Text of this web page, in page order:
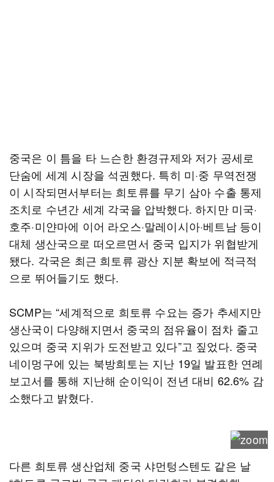
중국은 이 틈을 타 느슨한 환경규제와 저가 공세로
단숨에 세계 시장을 석권했다. 특히 미·중 무역전쟁
이 시작되면서부터는 희토류를 무기 삼아 수출 통제
조치로 수년간 세계 각국을 압박했다. 하지만 미국·
호주·미얀마에 이어 라오스·말레이시아·베트남 등이
대체 생산국으로 떠오르면서 중국 입지가 위협받게
됐다. 각국은 최근 희토류 광산 지분 확보에 적극적
으로 뛰어들기도 했다.
SCMP는 “세계적으로 희토류 수요는 증가 추세지만
생산국이 다양해지면서 중국의 점유율이 점차 줄고
있으며 중국 지위가 도전받고 있다”고 짚었다. 중국
네이멍구에 있는 북방희토는 지난 19일 발표한 연례
보고서를 통해 지난해 순이익이 전년 대비 62.6% 감
소했다고 밝혔다.
다른 희토류 생산업체 중국 샤먼텅스텐도 같은 날